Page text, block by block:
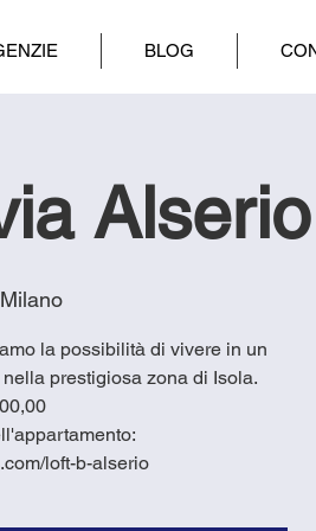
BLOG
Alserio
Milano
la possibilità di vivere in un
prestigiosa zona di Isola.
loft-b-alserio